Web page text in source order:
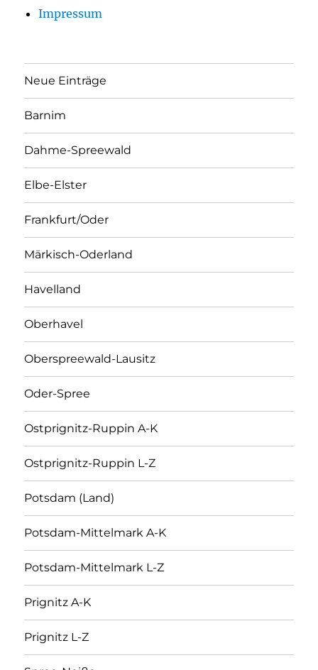
Impressum
Neue Einträge
Barnim
Dahme-Spreewald
Elbe-Elster
Frankfurt/Oder
Märkisch-Oderland
Havelland
Oberhavel
Oberspreewald-Lausitz
Oder-Spree
Ostprignitz-Ruppin A-K
Ostprignitz-Ruppin L-Z
Potsdam (Land)
Potsdam-Mittelmark A-K
Potsdam-Mittelmark L-Z
Prignitz A-K
Prignitz L-Z